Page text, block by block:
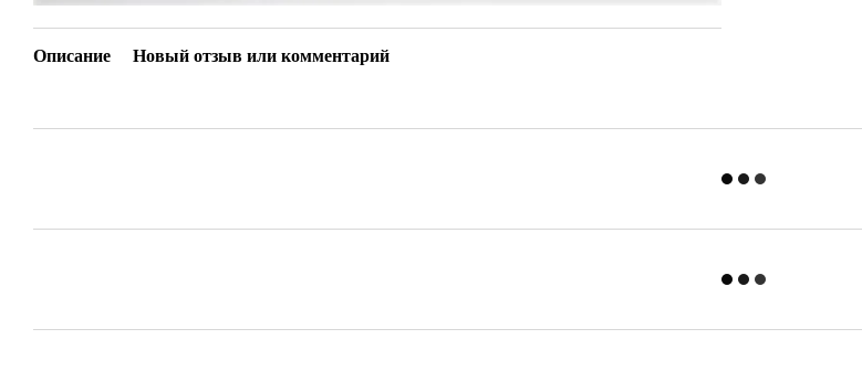
Описание Новый отзыв или комментарий